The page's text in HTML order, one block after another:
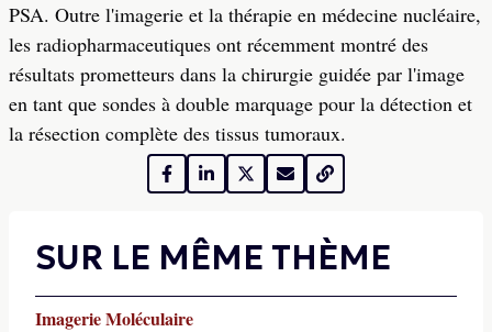
PSA. Outre l'imagerie et la thérapie en médecine nucléaire,
les radiopharmaceutiques ont récemment montré des
résultats prometteurs dans la chirurgie guidée par l'image
en tant que sondes à double marquage pour la détection et
la résection complète des tissus tumoraux.
SUR LE MÊME THÈME
Imagerie Moléculaire